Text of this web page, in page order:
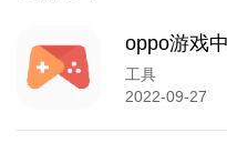
oppo游戏
工具
2022-09-27